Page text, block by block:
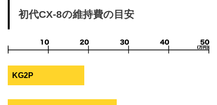
初代CX-8の維持費の目安
KG2P